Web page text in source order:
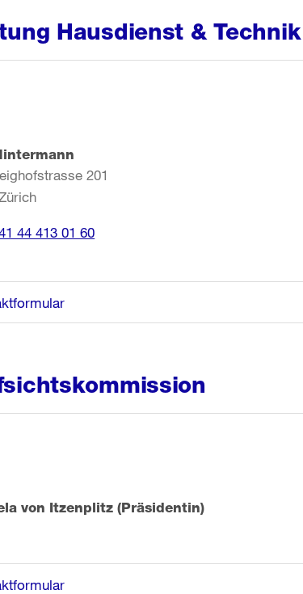
Hausdienst & Technik
201
44 413 01 60
von Itzenplitz (Präsidentin)